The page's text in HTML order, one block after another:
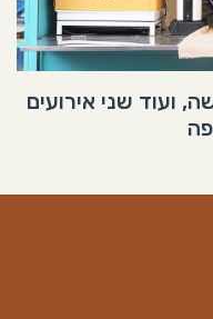
ועוד שני אירועים